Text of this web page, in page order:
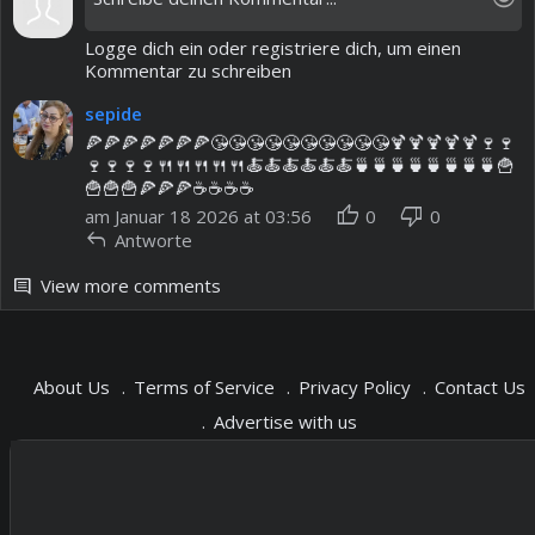
Logge dich ein oder registriere dich, um einen
Kommentar zu schreiben
sepide
🍕🍕🍕🍕🍕🍕🍕😘😘😘😘😘😘😘😘😘😘🍹🍹🍹🍹🍹🍷🍷
🍷🍷🍷🍷🍴🍴🍴🍴🍴🍝🍝🍝🍝🍝🍝🍵🍵🍵🍵🍵🍵🍵🍵🍟
🍟🍟🍟🍕🍕🍕☕️☕️☕️☕️
am Januar 18 2026 at 03:56
thumb_up 0 thumb_down 0
reply Antworte
comment View more comments
About Us Terms of Service Privacy Policy
Contact Us
Advertise with us